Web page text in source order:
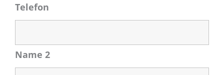
Telefon
Name 2